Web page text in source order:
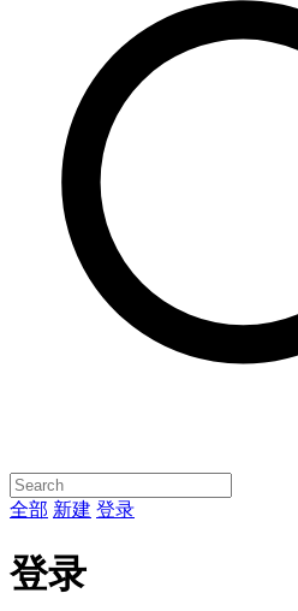
全部 新建 登录
登录